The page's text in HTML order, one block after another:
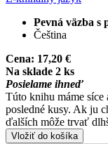
Pevná väzba s
Čeština
Cena: 17,20 €
Na sklade 2 ks
Posielame ihneď
Túto knihu máme síce
posledné kusy. Ak ju
ďalších môže trvať
Vložiť do košíka